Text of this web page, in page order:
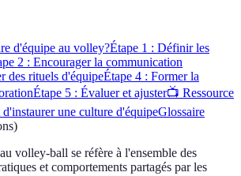
d'équipe au volley?Étape 1 : Définir les
2 : Encourager la communication
des rituels d'équipeÉtape 4 : Former la
Étape 5 : Évaluer et ajuster📺 Ressource
une culture d'équipeGlossaire
)
au volley-ball se réfère à l'ensemble des
et comportements partagés par les